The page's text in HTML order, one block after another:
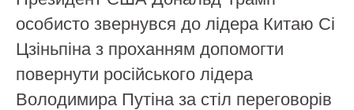
особисто звернувся до лідера Китаю Сі
Цзіньпіна з проханням допомогти
повернути російського лідера
Володимира Путіна за стіл переговорів